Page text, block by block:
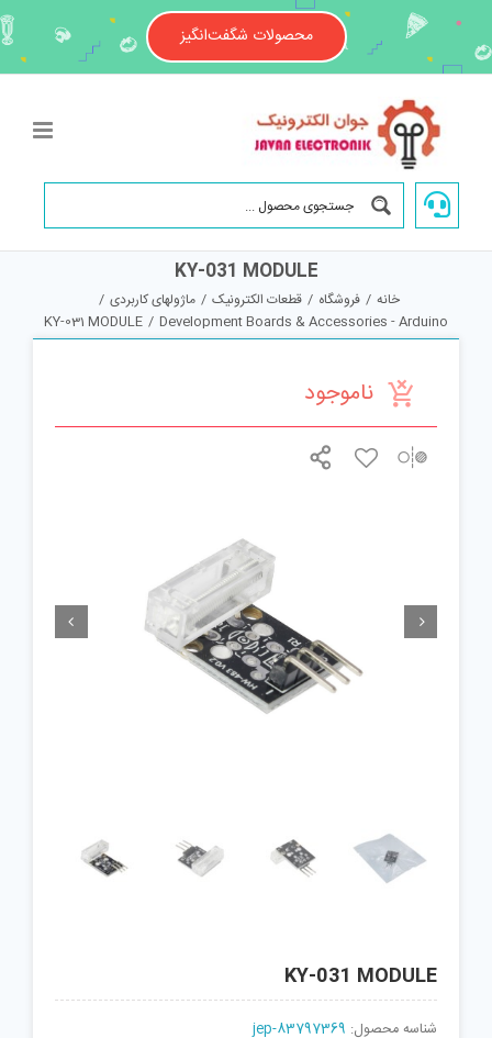
content
محصولات شگفت‌انگیز
KY-031 MODULE
خانه / فروشگاه / قطعات الکترونیک / ماژولهای کاربردی /
Development Boards & Accessories - Arduino
/
KY-031 MODULE
ناموجود
 
KY-031 MODULE
شناسه محصول: jep-83797369